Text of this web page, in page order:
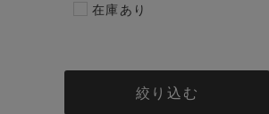
在庫あり
絞り込む